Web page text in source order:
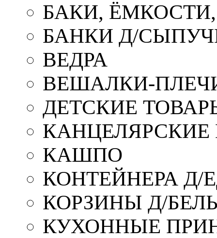
БАКИ,
БАНКИ Д/
ВЕДРА
ВЕШАЛКИ-
ДЕТСКИЕ
КАШПО
КОНТЕЙНЕРА Д/
КОРЗИНЫ Д/
КУХОННЫЕ